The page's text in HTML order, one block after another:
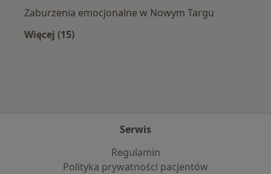
Zaburzenia emocjonalne w Nowym Targu
Więcej (15)
Serwis
Regulamin
Polityka prywatności pacjentów